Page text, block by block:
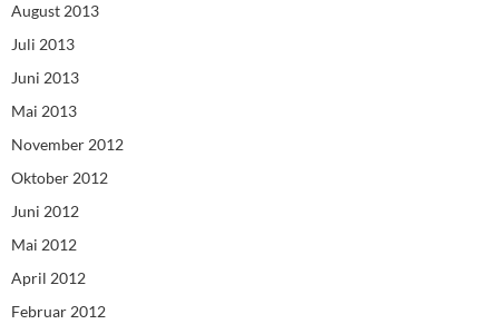
August 2013
Juli 2013
Juni 2013
Mai 2013
November 2012
Oktober 2012
Juni 2012
Mai 2012
April 2012
Februar 2012